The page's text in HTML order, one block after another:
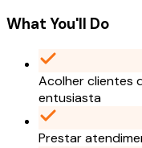
What You'll Do
Acolher clientes
entusiasta
Prestar